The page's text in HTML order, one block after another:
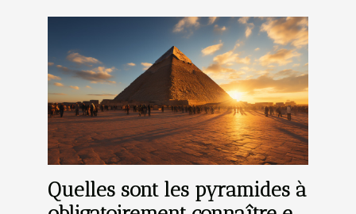
Quelles sont les pyramides à